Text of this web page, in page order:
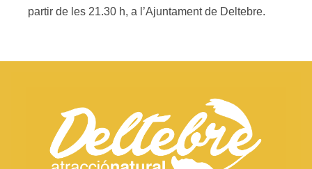
partir de les 21.30 h, a l’Ajuntament de Deltebre.